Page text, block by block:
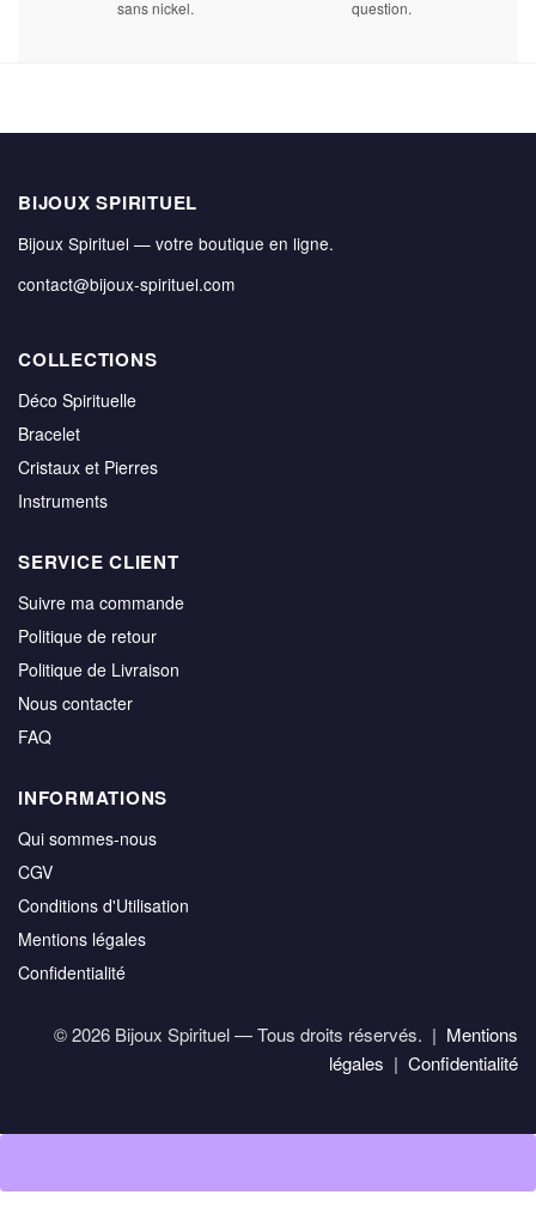
sans nickel.
question.
BIJOUX SPIRITUEL
Bijoux Spirituel — votre boutique en ligne.
contact@bijoux-spirituel.com
COLLECTIONS
Déco Spirituelle
Bracelet
Cristaux et Pierres
Instruments
SERVICE CLIENT
Suivre ma commande
Politique de retour
Politique de Livraison
Nous contacter
FAQ
INFORMATIONS
Qui sommes-nous
CGV
Conditions d'Utilisation
Mentions légales
Confidentialité
© 2026 Bijoux Spirituel — Tous droits réservés. | Mentions
légales | Confidentialité